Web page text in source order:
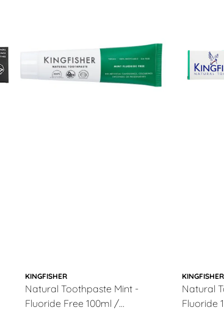
KINGFISHER
Natural Toothpaste Mint -
Fluoride Free 100ml /
KINGFISHER
Natural
Fluoride